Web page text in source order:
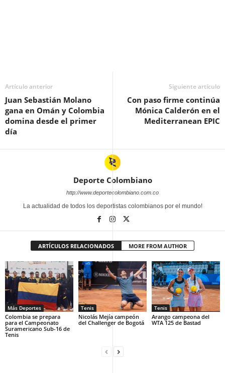
Artículo anterior
Juan Sebastián Molano
gana en Omán y Colombia
domina desde el primer
día
Siguiente artículo
Con paso firme continúa
Mónica Calderón en el
Mediterranean EPIC
Deporte Colombiano
http://www.deportecolombiano.com.co
La actualidad de todos los deportistas colombianos por el mundo!
ARTÍCULOS RELACIONADOS MORE FROM AUTHOR
Más Deportes
Colombia se prepara
para el Campeonato
Suramericano Sub-16 de
Tenis
Tenis
Nicolás Mejía campeón
del Challenger de Bogotá
Tenis
Arango campeona del
WTA 125 de Bastad